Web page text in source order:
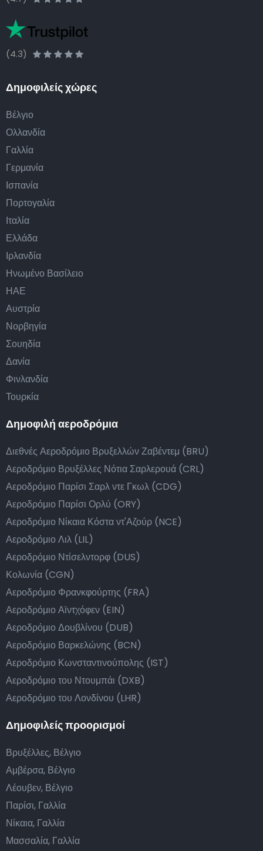
(4.3)
Δημοφιλείς χώρες
Βέλγιο
Ολλανδία
Γαλλία
Γερμανία
Ισπανία
Πορτογαλία
Ιταλία
Ελλάδα
Ιρλανδία
Ηνωμένο Βασίλειο
ΗΑΕ
Αυστρία
Νορβηγία
Σουηδία
Δανία
Φινλανδία
Τουρκία
Δημοφιλή αεροδρόμια
Διεθνές Αεροδρόμιο Βρυξελλών Ζαβέντεμ (BRU)
Αεροδρόμιο Βρυξέλλες Νότια Σαρλερουά (CRL)
Αεροδρόμιο Παρίσι Σαρλ ντε Γκωλ (CDG)
Αεροδρόμιο Παρίσι Ορλύ (ORY)
Αεροδρόμιο Νίκαια Κόστα ντ'Αζούρ (NCE)
Αεροδρόμιο Λιλ (LIL)
Αεροδρόμιο Ντίσελντορφ (DUS)
Κολωνία (CGN)
Αεροδρόμιο Φρανκφούρτης (FRA)
Αεροδρόμιο Αϊντχόφεν (EIN)
Αεροδρόμιο Δουβλίνου (DUB)
Αεροδρόμιο Βαρκελώνης (BCN)
Αεροδρόμιο Κωνσταντινούπολης (IST)
Αεροδρόμιο του Ντουμπάι (DXB)
Αεροδρόμιο του Λονδίνου (LHR)
Δημοφιλείς προορισμοί
Βρυξέλλες, Βέλγιο
Αμβέρσα, Βέλγιο
Λέουβεν, Βέλγιο
Παρίσι, Γαλλία
Νίκαια, Γαλλία
Μασσαλία, Γαλλία